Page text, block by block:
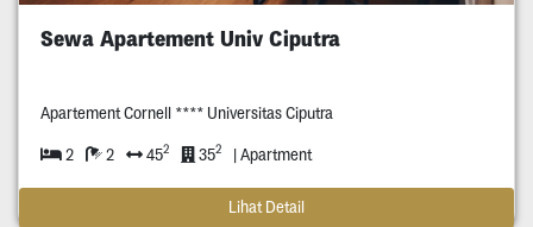
Sewa Apartement Univ Ciputra
Apartement Cornell **** Universitas Ciputra
2 2 452 352 | Apartment
Lihat Detail